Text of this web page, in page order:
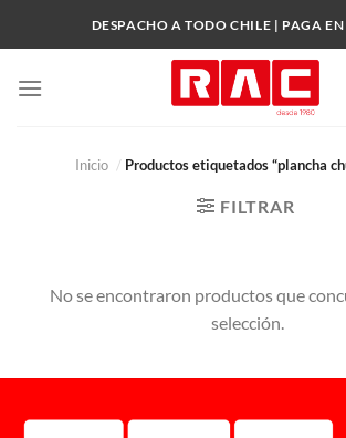
DESPACHO A TODO CHILE | PAGA
Inicio / Productos etiquetados “plancha
FILTRAR
No se encontraron productos que
selección.